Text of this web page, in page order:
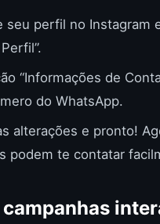
seu perfil no Instagram
“Informações de
do WhatsApp.
alterações e pronto!
podem te contatar
campanhas